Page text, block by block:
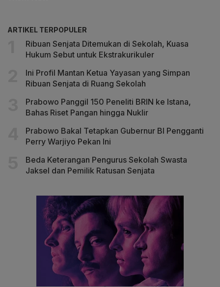
ARTIKEL TERPOPULER
Ribuan Senjata Ditemukan di Sekolah, Kuasa
Hukum Sebut untuk Ekstrakurikuler
Ini Profil Mantan Ketua Yayasan yang Simpan
Ribuan Senjata di Ruang Sekolah
Prabowo Panggil 150 Peneliti BRIN ke Istana,
Bahas Riset Pangan hingga Nuklir
Prabowo Bakal Tetapkan Gubernur BI Pengganti
Perry Warjiyo Pekan Ini
Beda Keterangan Pengurus Sekolah Swasta
Jaksel dan Pemilik Ratusan Senjata